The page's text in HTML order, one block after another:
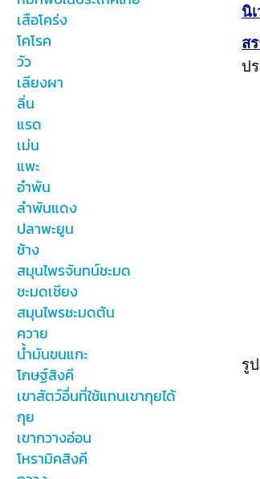
เสือโคร่ง
โคโรค
วัว
เลียงผา
ลิ่น
แรด
เม่น
แพะ
อำพัน
ลำพันแดง
ปลาพะยูน
ช้าง
สมุนไพรจันทน์ชะมด
ชะมดเชียง
สมุนไพรชะมดต้น
ควาย
น้ำมันขนแกะ
โกษฐ์สิงคี
เขาสัตว์อื่นที่ใช้แทนเขากุยได้
กุย
เขากวางอ่อน
โหรามิคสิงคี
นิ
ส
ป
รู